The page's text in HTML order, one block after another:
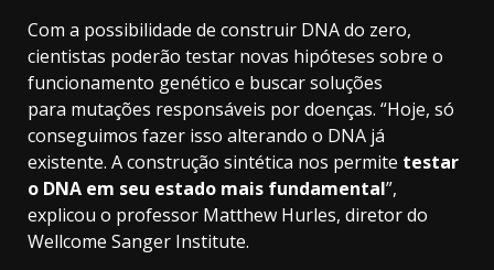
Com a possibilidade de construir DNA do zero,
cientistas poderão testar novas hipóteses sobre o
funcionamento genético e buscar soluções
para mutações responsáveis por doenças. “Hoje, só
conseguimos fazer isso alterando o DNA já
existente. A construção sintética nos permite testar
o DNA em seu estado mais fundamental”,
explicou o professor Matthew Hurles, diretor do
Wellcome Sanger Institute.